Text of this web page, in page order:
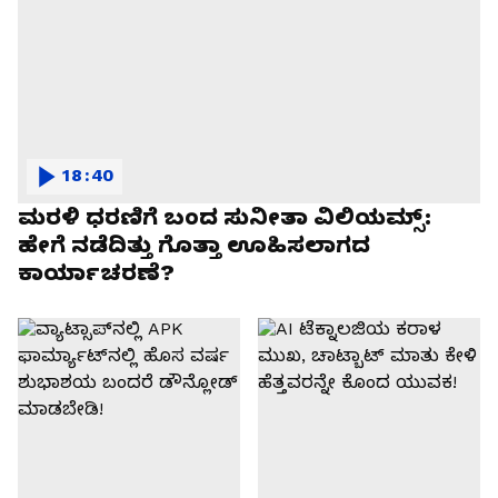
ಮರಳಿ ಧರಣಿಗೆ ಬಂದ ಸುನೀತಾ ವಿಲಿಯಮ್ಸ್:
ಹೇಗೆ ನಡೆದಿತ್ತು ಗೊತ್ತಾ ಊಹಿಸಲಾಗದ
ಕಾರ್ಯಾಚರಣೆ?
18:40